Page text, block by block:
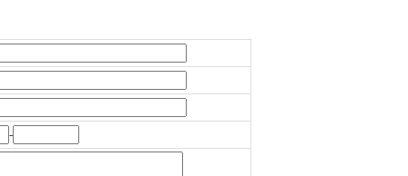
-